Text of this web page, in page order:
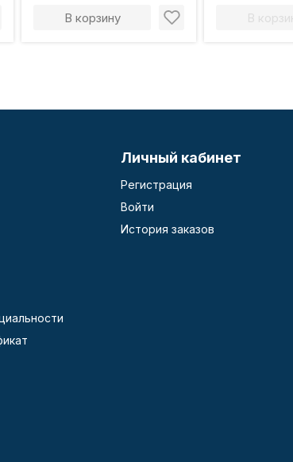
В корзину В
Личный кабинет
Регистрация
Войти
История заказов